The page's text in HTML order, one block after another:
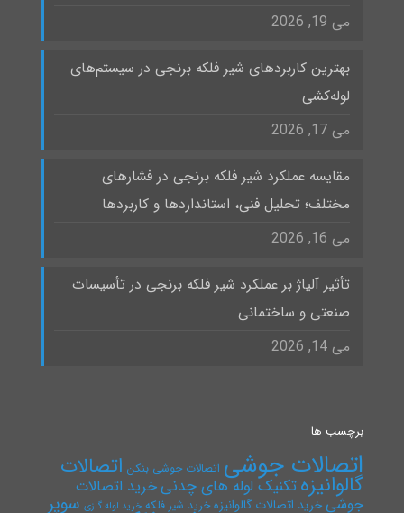
می 19, 2026
بهترین کاربردهای شیر فلکه برنجی در سیستم‌های
لوله‌کشی
می 17, 2026
مقایسه عملکرد شیر فلکه برنجی در فشارهای
مختلف؛ تحلیل فنی، استانداردها و کاربردها
می 16, 2026
تأثیر آلیاژ بر عملکرد شیر فلکه برنجی در تأسیسات
صنعتی و ساختمانی
می 14, 2026
برچسب ها
اتصالات جوشی اتصالات جوشی بنکن اتصالات
گالوانیزهتکنیک لوله های چدنیخرید اتصالات
جوشیخرید اتصالات گالوانیزه خرید شیر فلکه خرید لوله گازی سوپر